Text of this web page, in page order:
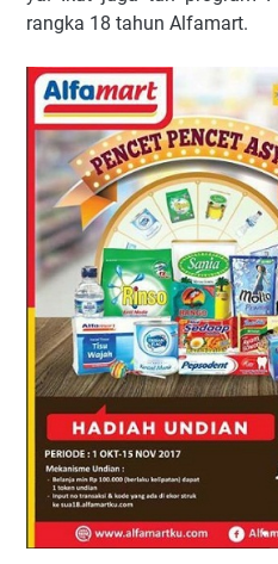
rangka 18 tahun Alfamart.